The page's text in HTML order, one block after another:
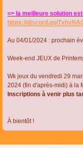
=> la meilleure solution
https://discord.gg/
Au 04/01/2024 : prochain
Week-end JEUX de
Wk jeux du vendredi 29
2024 (fin d'après-midi) à la
Inscriptions à venir plus
À bientôt !